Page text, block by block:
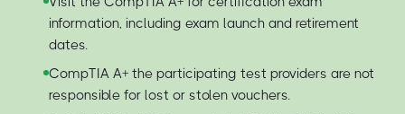
information, including exam launch and retirement
dates.
CompTIA A+ the participating test providers are not
responsible for lost or stolen vouchers.